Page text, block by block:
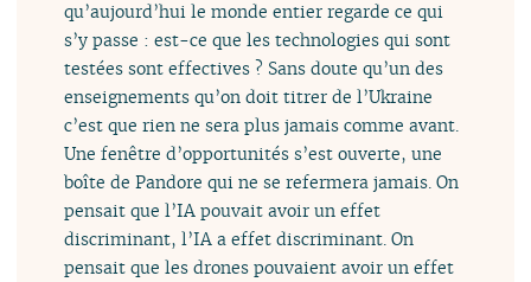
qu’aujourd’hui le monde entier regarde ce qui
s’y passe : est-ce que les technologies qui sont
testées sont effectives ? Sans doute qu’un des
enseignements qu’on doit titrer de l’Ukraine
c’est que rien ne sera plus jamais comme avant.
Une fenêtre d’opportunités s’est ouverte, une
boîte de Pandore qui ne se refermera jamais. On
pensait que l’IA pouvait avoir un effet
discriminant, l’IA a effet discriminant. On
pensait que les drones pouvaient avoir un effet